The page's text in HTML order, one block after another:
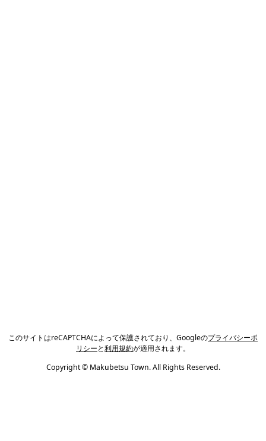
このサイトはreCAPTCHAによって保護されており、Googleのプライバシーポ
リシーと利用規約が適用されます。
Copyright © Makubetsu Town. All Rights Reserved.